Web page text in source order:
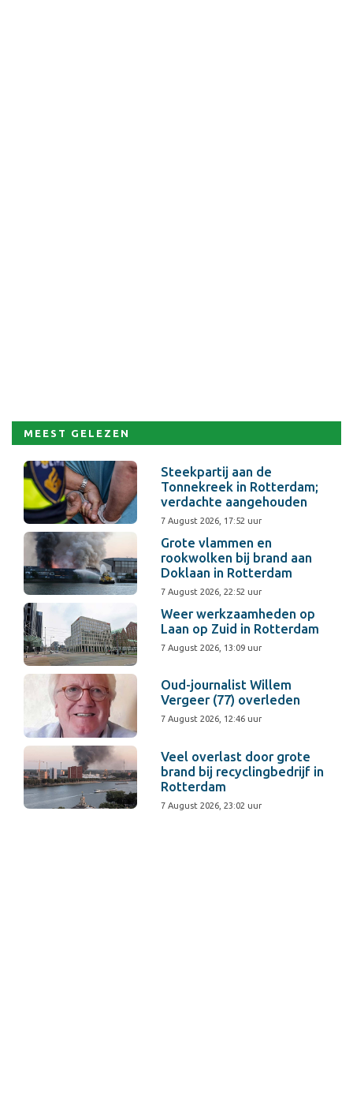
MEEST GELEZEN
Steekpartij aan de
Tonnekreek in Rotterdam;
verdachte aangehouden
7 August 2026, 17:52 uur
Grote vlammen en
rookwolken bij brand aan
Doklaan in Rotterdam
7 August 2026, 22:52 uur
Weer werkzaamheden op
Laan op Zuid in Rotterdam
7 August 2026, 13:09 uur
Oud-journalist Willem
Vergeer (77) overleden
7 August 2026, 12:46 uur
Veel overlast door grote
brand bij recyclingbedrijf in
Rotterdam
7 August 2026, 23:02 uur